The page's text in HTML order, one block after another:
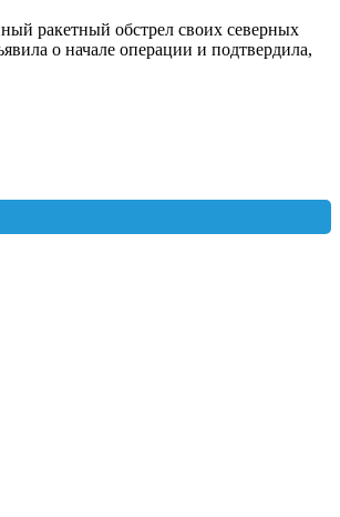
ракетный обстрел своих северных
о начале операции и подтвердила,